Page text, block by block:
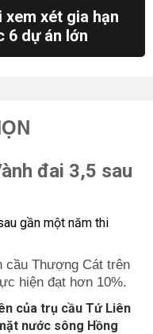
xem xét gia hạn
6 dự án lớn
đai 3,5 sau
cầu Thượng Cát trên
hiện đạt hơn 10%.
của trụ cầu Tứ Liên
nước sông Hồng